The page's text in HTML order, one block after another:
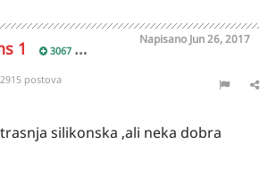
1 3067
Napisano Jun 26, 2017
postova
silikonska ,ali neka dobra